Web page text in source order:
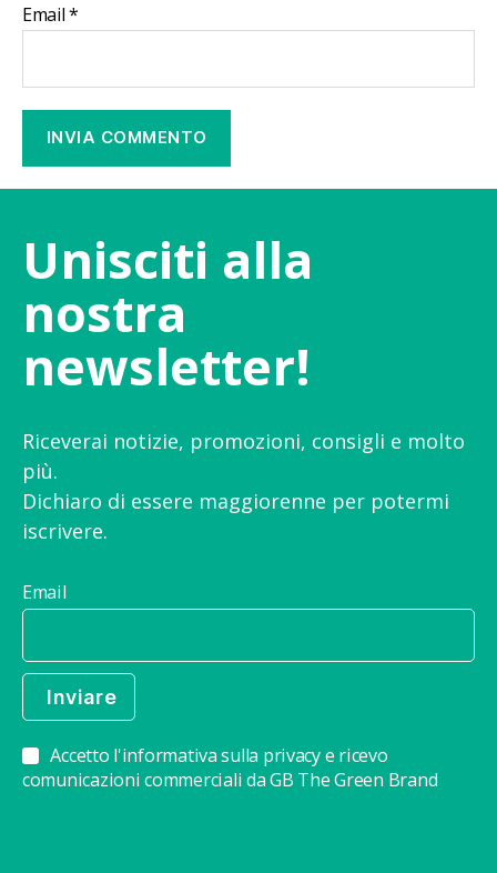
Email*
Unisciti alla
nostra
newsletter!
Riceverai notizie, promozioni, consigli e molto
più.
Dichiaro di essere maggiorenne per potermi
iscrivere.
Email
Accetto l'informativa sulla privacy e ricevo
comunicazioni commerciali da GB The Green Brand